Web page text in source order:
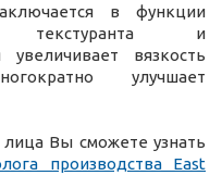
в функции
текстуранта и
увеличивает вязкость
улучшает
Вы сможете узнать
производства East